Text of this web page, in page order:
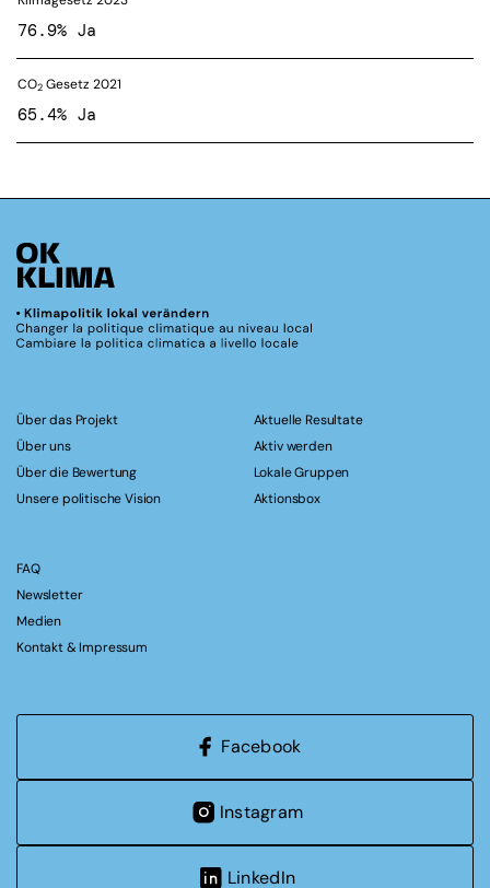
76.9% Ja
CO2 Gesetz 2021
65.4% Ja
Über das Projekt
Über uns
Über die Bewertung
Unsere politische Vision
Aktuelle Resultate
Aktiv werden
Lokale Gruppen
Aktionsbox
FAQ
Newsletter
Medien
Kontakt & Impressum
Facebook
Instagram
LinkedIn